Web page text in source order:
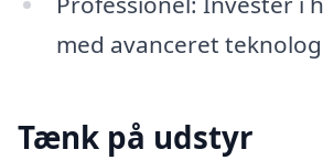
med avanceret
Tænk på udstyr